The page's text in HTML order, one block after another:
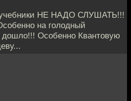
НЕ НАДО СЛУШАТЬ!!!
на голодный
дошло!!! Особенно Квантовую